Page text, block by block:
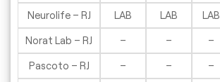
Neurolife – RJ LAB LAB LAB
Norat Lab – RJ – – –
Pascoto – RJ – – –